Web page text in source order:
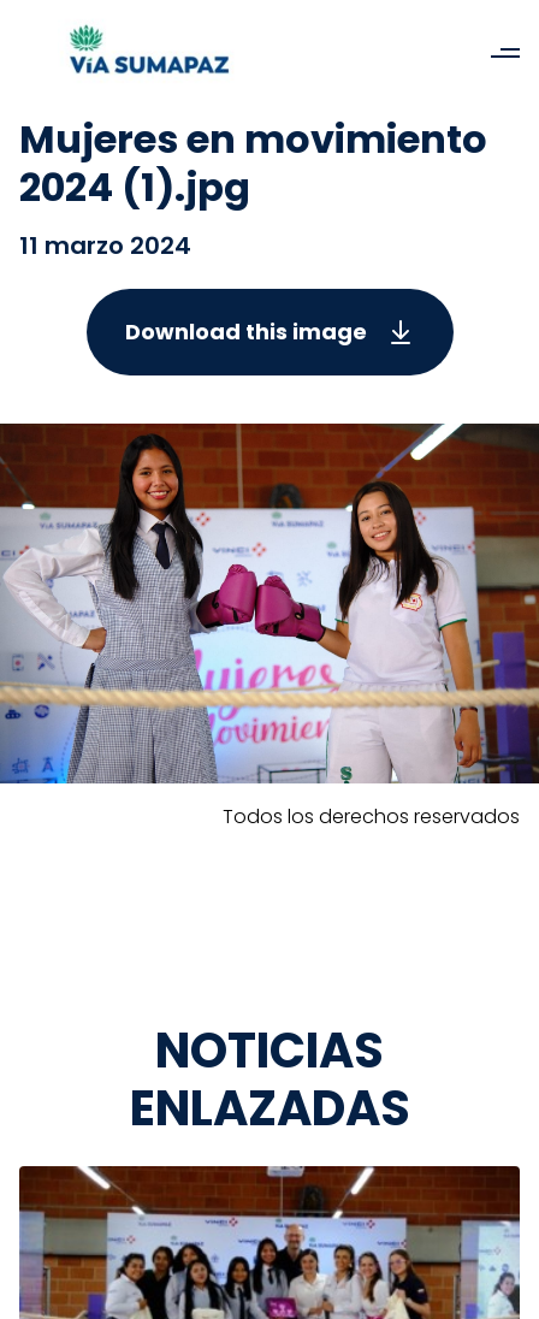
Mujeres en movimiento
2024 (1).jpg
11 marzo 2024
Download this image
Todos los derechos reservados
NOTICIAS
ENLAZADAS